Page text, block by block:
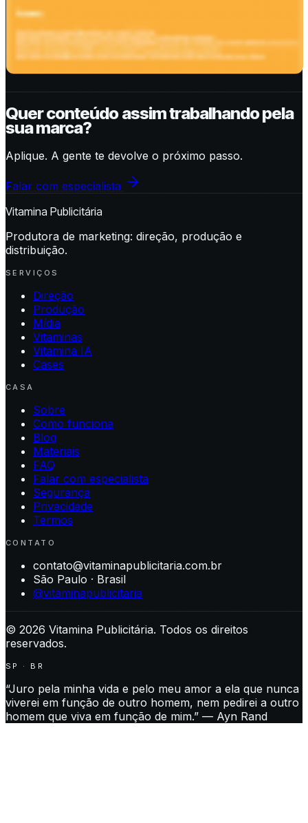
Quer conteúdo assim trabalhando pela
sua marca?
Aplique. A gente te devolve o próximo passo.
Falar com especialista
Vitamina Publicitária
Produtora de marketing: direção, produção e
distribuição.
SERVIÇOS
Direção
Produção
Mídia
Vitaminas
Vitamina IA
Cases
CASA
Sobre
Como funciona
Blog
Materiais
FAQ
Falar com especialista
Segurança
Privacidade
Termos
CONTATO
contato@vitaminapublicitaria.com.br
São Paulo · Brasil
@vitaminapublicitaria
© 2026 Vitamina Publicitária. Todos os direitos
reservados.
SP · BR
“Juro pela minha vida e pelo meu amor a ela que nunca
viverei em função de outro homem, nem pedirei a outro
homem que viva em função de mim.” — Ayn Rand